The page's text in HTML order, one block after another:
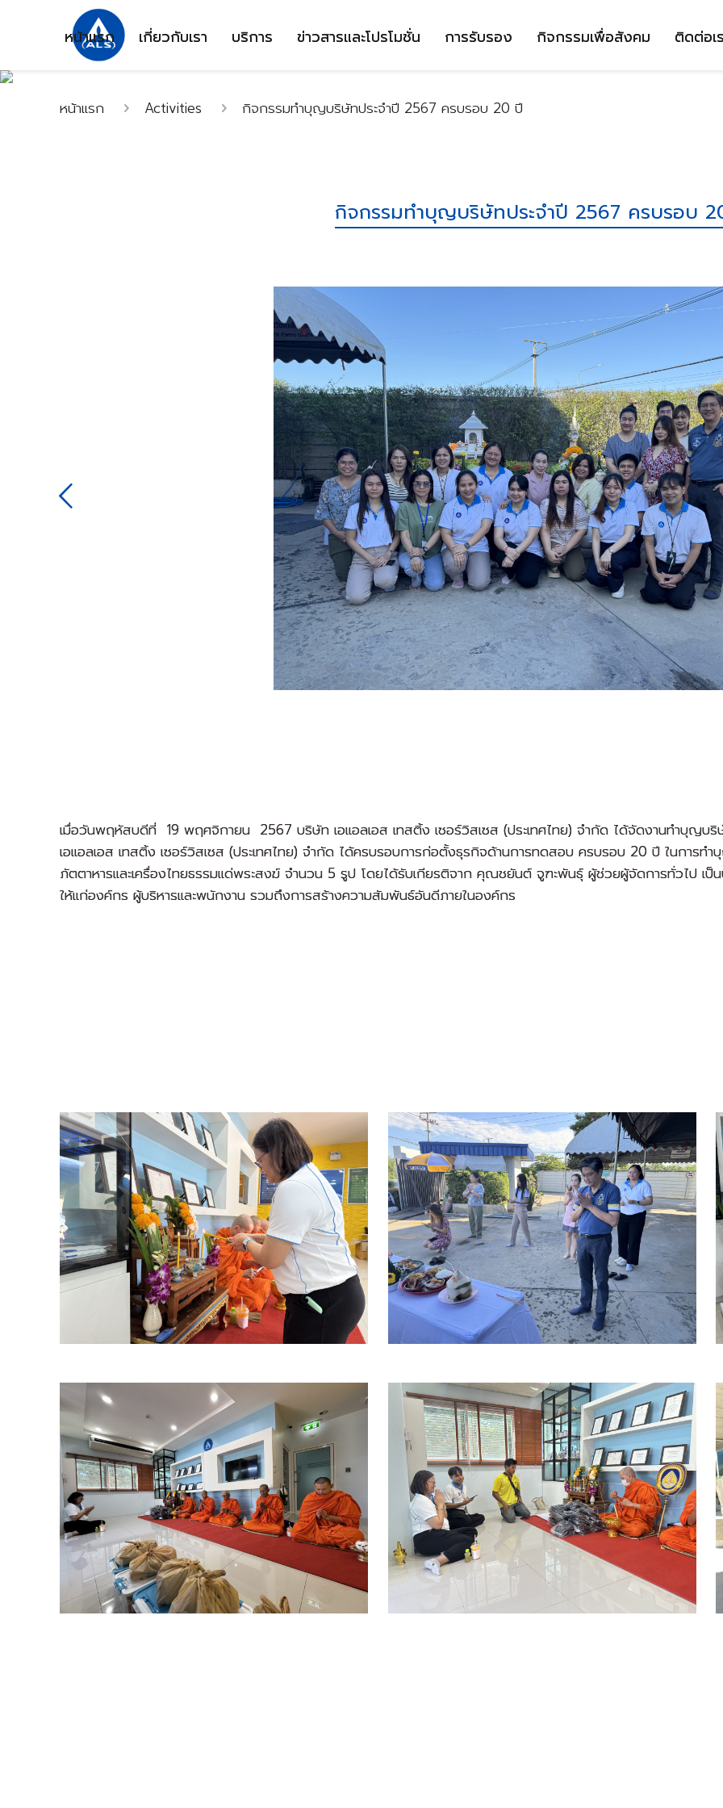
หน้าแรก เกี่ยวกับเรา บริการ ข่าวสารและโปรโมชั่น การรับรอง กิจกรรมเพื่อสังคม ติดต่อเ
หน้าแรก Activities กิจกรรมทำบุญบริษัทประจำปี 2567 ครบรอบ 20 ปี
กิจกรรมทำบุญบริษัทประจำปี 2567 ครบรอบ
เมื่อวันพฤหัสบดีที่ 19 พฤศจิกายน 2567 บริษัท เอแอลเอส เทสติ้ง เซอร์วิสเซส (ประเทศไทย) จำกัด ได้จัดงานทำบุ
เอแอลเอส เทสติ้ง เซอร์วิสเซส (ประเทศไทย) จำกัด ได้ครบรอบการก่อตั้งธุรกิจด้านการทดสอบ ครบรอบ 20 ปี ในการ
ภัตตาหารและเครื่องไทยธรรมแด่พระสงฆ์ จำนวน 5 รูป โดยได้รับเกียรติจาก คุณชยันต์ จูฑะพันธุ์ ผู้ช่วยผู้จัดการทั่วไป เป็น
ให้แก่องค์กร ผู้บริหารและพนักงาน รวมถึงการสร้างความสัมพันธ์อันดีภายในองค์กร